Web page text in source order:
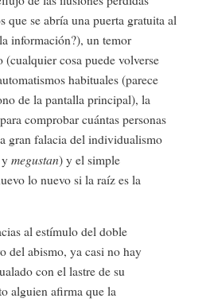
que se abría una puerta gratuita al
información?), un temor
(cualquier cosa puede volverse
habituales (parece
de la pantalla principal), la
comprobar cuántas personas
gran falacia del individualismo
ymegustan) y el simple
lo nuevo si la raíz es la
al estímulo del doble
del abismo, ya casi no hay
con el lastre de su
alguien afirma que la